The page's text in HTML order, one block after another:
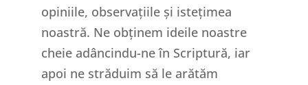
opiniile, observațiile și istețimea
noastră. Ne obținem ideile noastre
cheie adâncindu-ne în Scriptură, iar
apoi ne străduim să le arătăm